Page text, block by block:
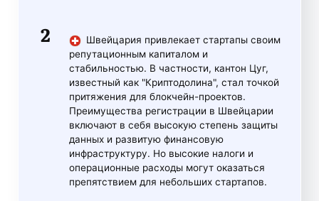
Швейцария привлекает стартапы своим
репутационным капиталом и
стабильностью. В частности, кантон Цуг,
известный как "Криптодолина", стал точкой
притяжения для блокчейн-проектов.
Преимущества регистрации в Швейцарии
включают в себя высокую степень защиты
данных и развитую финансовую
инфраструктуру. Но высокие налоги и
операционные расходы могут оказаться
препятствием для небольших стартапов.